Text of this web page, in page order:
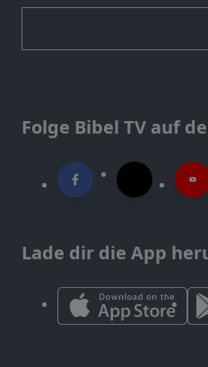
Folge Bibel TV auf
Lade dir die App